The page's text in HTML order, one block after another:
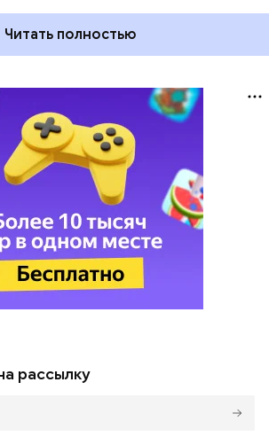
Читать полностью
рассылку